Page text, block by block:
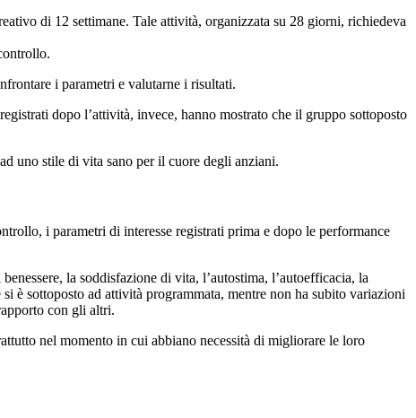
di 12 settimane. Tale attività, organizzata su 28 giorni, richiedeva
i parametri e valutarne i risultati.
dopo l’attività, invece, hanno mostrato che il gruppo sottoposto
uno stile di vita sano per il cuore degli anziani.
i parametri di interesse registrati prima e dopo le performance
la soddisfazione di vita, l’autostima, l’autoefficacia, la
è sottoposto ad attività programmata, mentre non ha subito variazioni
con gli altri.
nel momento in cui abbiano necessità di migliorare le loro